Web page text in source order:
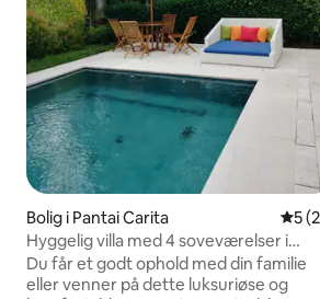
Bolig i Pantai Carita 5 ud
5
Hyggelig villa med 4 soveværelser i
LaGita Carita Beach 2 med pool og wi-fi
Du får et godt ophold med din familie
eller venner på dette luksuriøse og